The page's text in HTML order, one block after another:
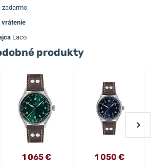
zadarmo
vrátenie
Laco
produkty
1 065 € 1 050 €